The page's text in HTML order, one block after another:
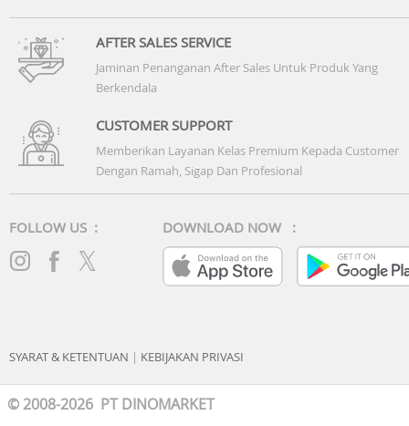
AFTER SALES SERVICE
Jaminan Penanganan After Sales Untuk Produk Yang
Berkendala
CUSTOMER SUPPORT
Memberikan Layanan Kelas Premium Kepada Customer
Dengan Ramah, Sigap Dan Profesional
FOLLOW US : DOWNLOAD NOW :
SYARAT & KETENTUAN | KEBIJAKAN PRIVASI
© 2008-2026 PT DINOMARKET